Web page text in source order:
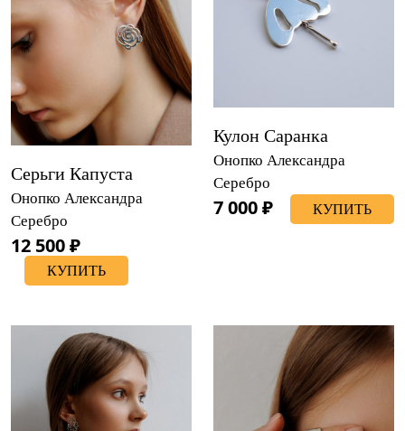
Серьги Капуста
Онопко Александра
Серебро
12 500 ₽
КУПИТЬ
Кулон Саранка
Онопко Александра
Серебро
7 000 ₽ КУПИТЬ